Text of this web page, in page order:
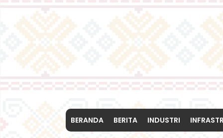
BERANDA BERITA INDUSTRI